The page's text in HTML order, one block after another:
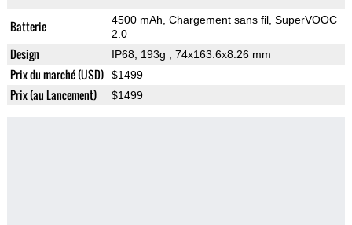
Batterie
4500 mAh, Chargement sans fil, SuperVOOC
2.0
Design IP68, 193g , 74x163.6x8.26 mm
Prix du marché (USD) $1499
Prix (au Lancement) $1499